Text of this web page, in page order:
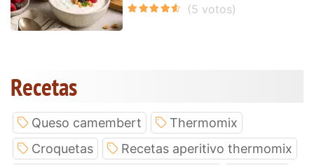
Recetas
Queso camembert
Thermomix
Croquetas
Recetas aperitivo thermomix